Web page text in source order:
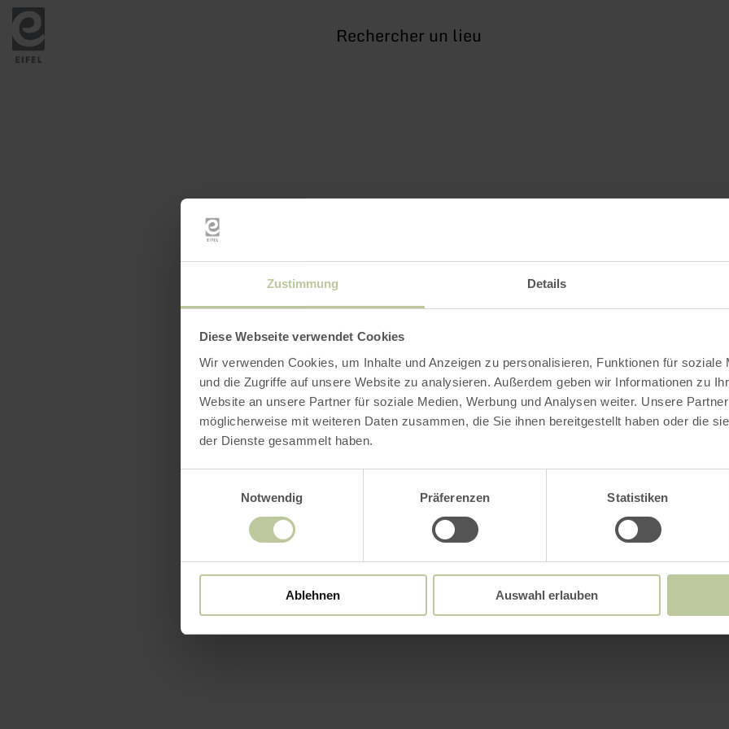
Zustimmung Details
Diese Webseite verwendet Cookies
Wir verwenden Cookies, um Inhalte und Anzeigen zu personalisieren, Funktionen für soziale
und die Zugriffe auf unsere Website zu analysieren. Außerdem geben wir Informationen zu
Website an unsere Partner für soziale Medien, Werbung und Analysen weiter. Unsere
möglicherweise mit weiteren Daten zusammen, die Sie ihnen bereitgestellt haben oder die
der Dienste gesammelt haben.
Notwendig
Präferenzen Statistiken
Ablehnen Auswahl erlauben
recherche